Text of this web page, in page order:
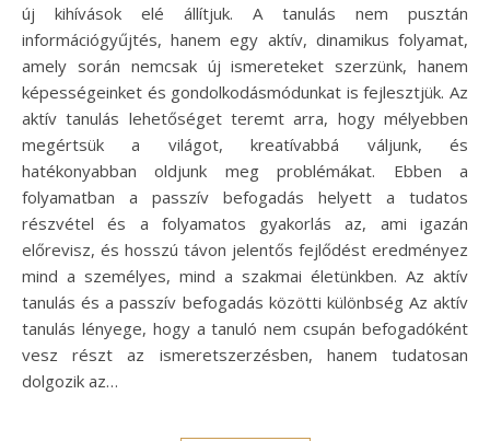
új kihívások elé állítjuk. A tanulás nem pusztán
információgyűjtés, hanem egy aktív, dinamikus folyamat,
amely során nemcsak új ismereteket szerzünk, hanem
képességeinket és gondolkodásmódunkat is fejlesztjük. Az
aktív tanulás lehetőséget teremt arra, hogy mélyebben
megértsük a világot, kreatívabbá váljunk, és
hatékonyabban oldjunk meg problémákat. Ebben a
folyamatban a passzív befogadás helyett a tudatos
részvétel és a folyamatos gyakorlás az, ami igazán
előrevisz, és hosszú távon jelentős fejlődést eredményez
mind a személyes, mind a szakmai életünkben. Az aktív
tanulás és a passzív befogadás közötti különbség Az aktív
tanulás lényege, hogy a tanuló nem csupán befogadóként
vesz részt az ismeretszerzésben, hanem tudatosan
dolgozik az…